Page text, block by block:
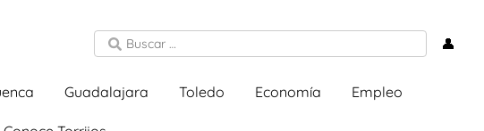
👤
Guadalajara Toledo Economía Empleo